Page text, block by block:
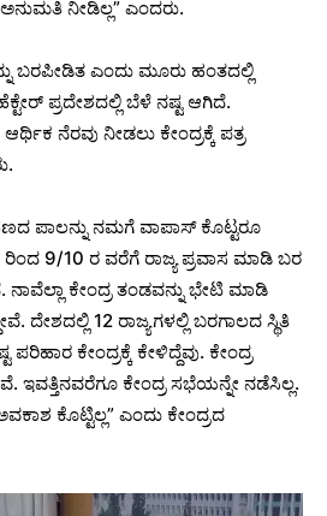
ಅನುಮತಿ ನೀಡಿಲ್ಲ” ಎಂದರು.
ಬರಪೀಡಿತ ಎಂದು ಮೂರು ಹಂತದಲ್ಲಿ
ಪ್ರದೇಶದಲ್ಲಿ ಬೆಳೆ ನಷ್ಟ ಆಗಿದೆ.
ನೆರವು ನೀಡಲು ಕೇಂದ್ರಕ್ಕೆ ಪತ್ರ
ಪಾಲನ್ನು ನಮಗೆ ವಾಪಾಸ್ ಕೊಟ್ಟರೂ
ರಿಂದ 9/10 ರ ವರೆಗೆ ರಾಜ್ಯ ಪ್ರವಾಸ ಮಾಡಿ ಬರ
ಕೇಂದ್ರ ತಂಡವನ್ನು ಭೇಟಿ ಮಾಡಿ
ದೇಶದಲ್ಲಿ 12 ರಾಜ್ಯಗಳಲ್ಲಿ ಬರಗಾಲದ ಸ್ಥಿತಿ
ಕೇಂದ್ರಕ್ಕೆ ಕೇಳಿದ್ದೆವು. ಕೇಂದ್ರ
ಕೇಂದ್ರ ಸಭೆಯನ್ನೇ ನಡೆಸಿಲ್ಲ.
ಕೊಟ್ಟಿಲ್ಲ” ಎಂದು ಕೇಂದ್ರದ